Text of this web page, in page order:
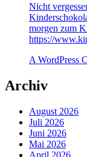
Nicht
morgen zum
https://
A WordPress
Archiv
August 2026
Juli 2026
Juni 2026
Mai 2026
April 2026